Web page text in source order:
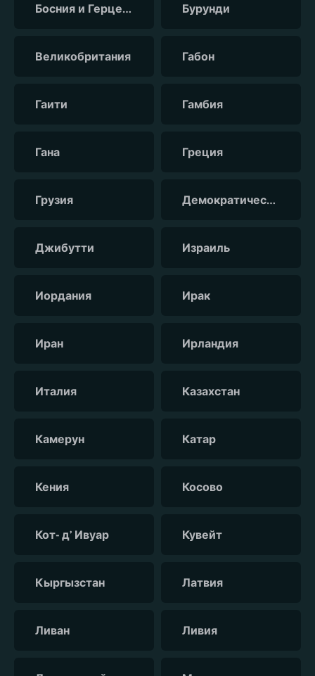
Босния и Герцеговина Бурунди
Великобритания Габон
Гаити Гамбия
Гана Греция
Грузия Демократическая республика Конго
Джибутти Израиль
Иордания Ирак
Иран Ирландия
Италия Казахстан
Камерун Катар
Кения Косово
Кот- д’ Ивуар Кувейт
Кыргызстан Латвия
Ливан Ливия